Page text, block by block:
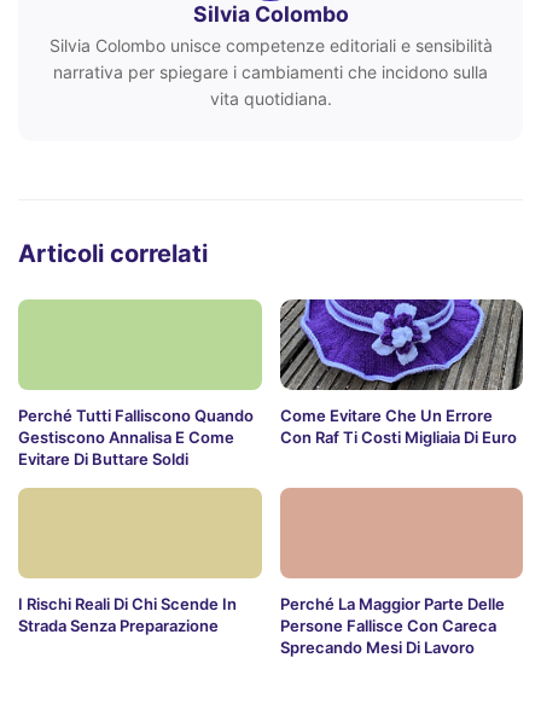
Silvia Colombo
Silvia Colombo unisce competenze editoriali e sensibilità
narrativa per spiegare i cambiamenti che incidono sulla
vita quotidiana.
Articoli correlati
Perché Tutti Falliscono Quando
Gestiscono Annalisa E Come
Evitare Di Buttare Soldi
Come Evitare Che Un Errore
Con Raf Ti Costi Migliaia Di Euro
I Rischi Reali Di Chi Scende In
Strada Senza Preparazione
Perché La Maggior Parte Delle
Persone Fallisce Con Careca
Sprecando Mesi Di Lavoro